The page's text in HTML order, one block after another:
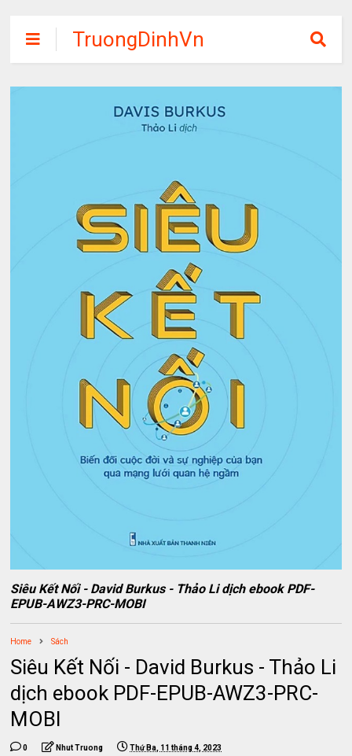
TruongDinhVn
Chia sẽ ebook,
các khóa học,
phần mềm học
tập miễn phí
Siêu Kết Nối - David Burkus - Thảo Li dịch ebook PDF-
EPUB-AWZ3-PRC-MOBI
Home Sách
Siêu Kết Nối - David Burkus - Thảo Li
dịch ebook PDF-EPUB-AWZ3-PRC-
MOBI
0 Nhut Truong Thứ Ba, 11 tháng 4, 2023